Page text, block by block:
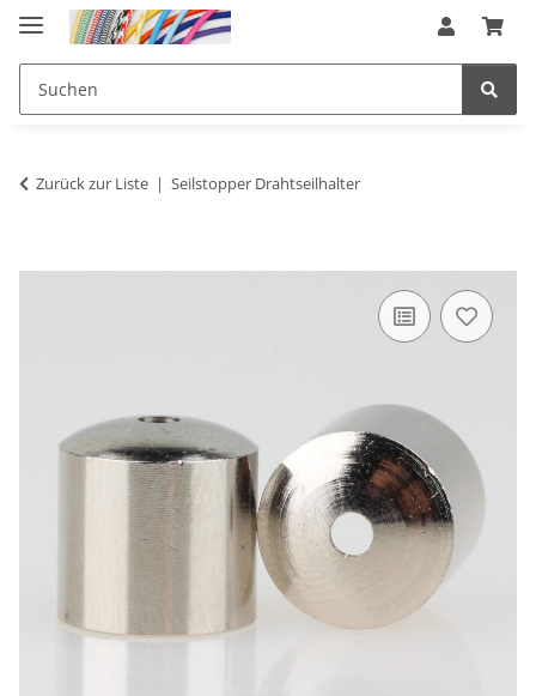
Zurück zur Liste Seilstopper Drahtseilhalter